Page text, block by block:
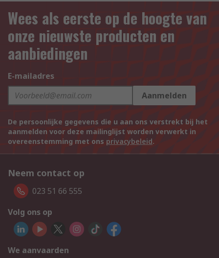
Wees als eerste op de hoogte van
onze nieuwste producten en
aanbiedingen
E-mailadres
Aanmelden
De persoonlijke gegevens die u aan ons verstrekt bij het
aanmelden voor deze mailinglijst worden verwerkt in
overeenstemming met ons privacybeleid.
Neem contact op
023 51 66 555
Volg ons op
We aanvaarden